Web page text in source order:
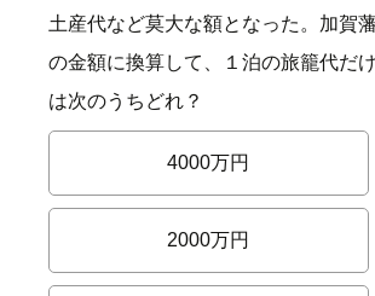
土産代など莫大な額となった。加賀
の金額に換算して、１泊の旅籠代だ
は次のうちどれ？
4000万円
2000万円